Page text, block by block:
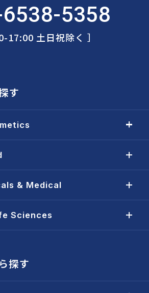
5358
17:00 土日祝除く ］
す
& Medical
Sciences
探す